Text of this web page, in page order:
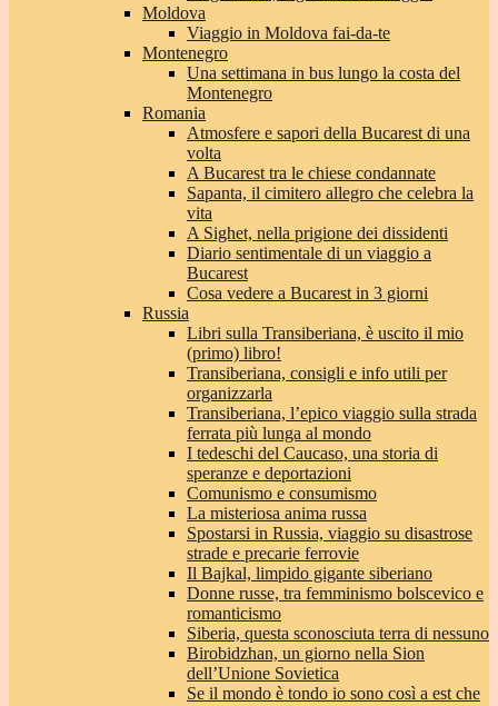
Moldova
Viaggio in Moldova fai-da-te
Montenegro
Una settimana in bus lungo la costa del
Montenegro
Romania
Atmosfere e sapori della Bucarest di una
volta
A Bucarest tra le chiese condannate
Sapanta, il cimitero allegro che celebra la
vita
A Sighet, nella prigione dei dissidenti
Diario sentimentale di un viaggio a
Bucarest
Cosa vedere a Bucarest in 3 giorni
Russia
Libri sulla Transiberiana, è uscito il mio
(primo) libro!
Transiberiana, consigli e info utili per
organizzarla
Transiberiana, l’epico viaggio sulla strada
ferrata più lunga al mondo
I tedeschi del Caucaso, una storia di
speranze e deportazioni
Comunismo e consumismo
La misteriosa anima russa
Spostarsi in Russia, viaggio su disastrose
strade e precarie ferrovie
Il Bajkal, limpido gigante siberiano
Donne russe, tra femminismo bolscevico e
romanticismo
Siberia, questa sconosciuta terra di nessuno
Birobidzhan, un giorno nella Sion
dell’Unione Sovietica
Se il mondo è tondo io sono così a est che